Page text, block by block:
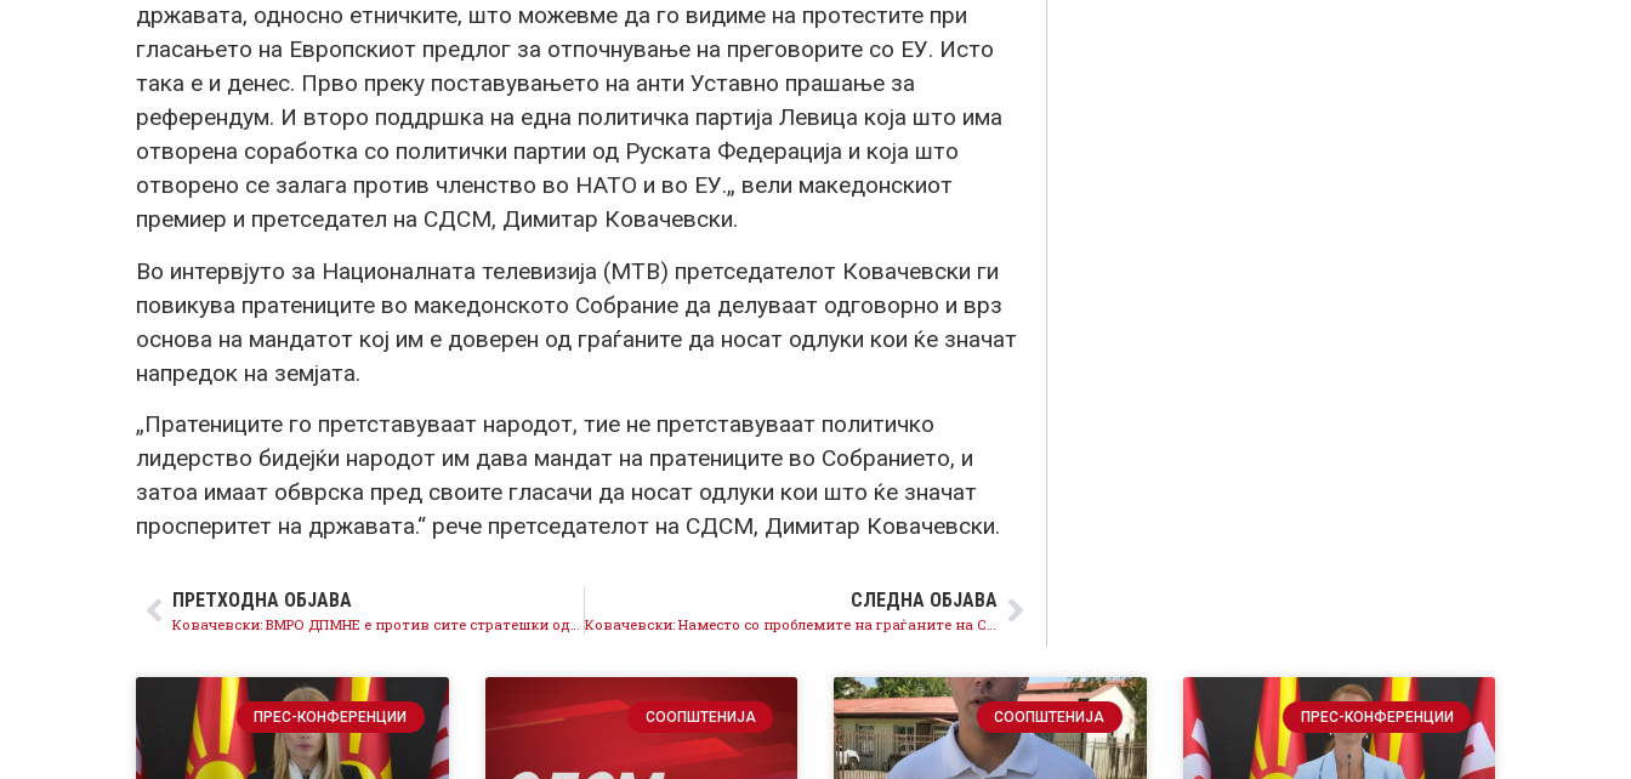
државата, односно етничките, што можевме да го видиме на протестите при
гласањето на Европскиот предлог за отпочнување на преговорите со ЕУ. Исто
така е и денес. Прво преку поставувањето на анти Уставно прашање за
референдум. И второ поддршка на една политичка партија Левица која што има
отворена соработка со политички партии од Руската Федерација и која што
отворено се залага против членство во НАТО и во ЕУ.„ вели македонскиот
премиер и претседател на СДСМ, Димитар Ковачевски.
Во интервјуто за Националната телевизија (МТВ) претседателот Ковачевски ги
повикува пратениците во македонското Собрание да делуваат одговорно и врз
основа на мандатот кој им е доверен од граѓаните да носат одлуки кои ќе значат
напредок на земјата.
„Пратениците го претставуваат народот, тие не претставуваат политичко
лидерство бидејќи народот им дава мандат на пратениците во Собранието, и
затоа имаат обврска пред своите гласачи да носат одлуки кои што ќе значат
просперитет на државата.“ рече претседателот на СДСМ, Димитар Ковачевски.
ПРЕТХОДНА ОБЈАВА СЛЕДНА ОБЈАВА
ПРЕС-КОНФЕРЕНЦИИ СООПШТЕНИЈА СООПШТЕНИЈА ПРЕС-КОНФЕРЕНЦИИ